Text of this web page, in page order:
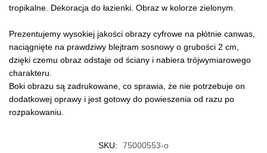
tropikalne. Dekoracja do łazienki. Obraz w kolorze zielonym.
Prezentujemy wysokiej jakości obrazy cyfrowe na płótnie canwas,
naciągnięte na prawdziwy blejtram sosnowy o grubości 2 cm,
dzięki czemu obraz odstaje od ściany i nabiera trójwymiarowego
charakteru.
Boki obrazu są zadrukowane, co sprawia, że nie potrzebuje on
dodatkowej oprawy i jest gotowy do powieszenia od razu po
rozpakowaniu.
SKU:
75000553-o